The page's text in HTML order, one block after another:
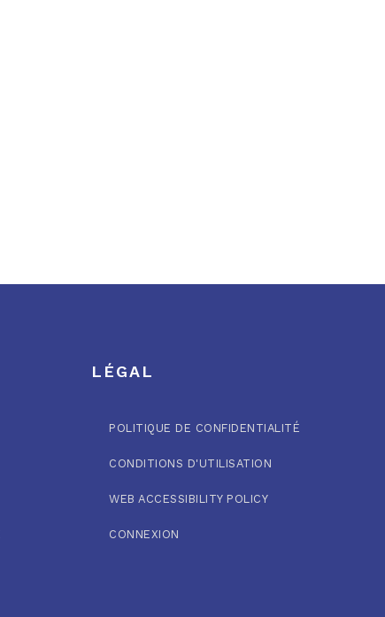
LÉGAL
POLITIQUE DE CONFIDENTIALITÉ
CONDITIONS D'UTILISATION
WEB ACCESSIBILITY POLICY
CONNEXION